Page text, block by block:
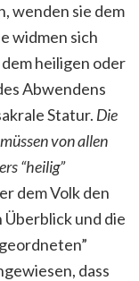
wenden sie dem
widmen sich
heiligen oder
Abwendens
Statur. Die
von allen
“heilig”
dem Volk den
Überblick und die
dass